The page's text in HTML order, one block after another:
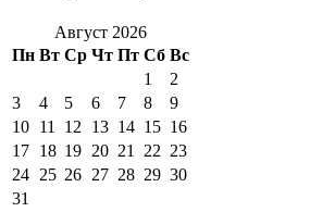
Август 2026
Пн Вт Ср Чт Пт Сб Вс
1
2
3
4 5 6 7 8
9
10 11 12 13 14 15 16
17 18 19 20 21 22 23
24 25 26 27 28 29 30
31